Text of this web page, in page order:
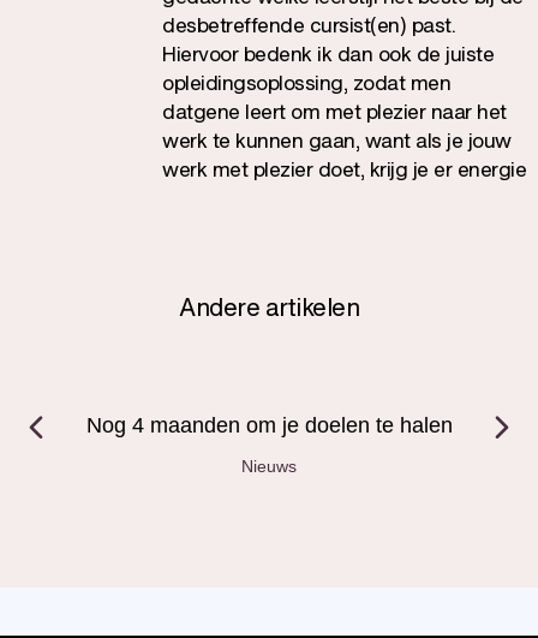
desbetreffende cursist(en) past.
Hiervoor bedenk ik dan ook de juiste
opleidingsoplossing, zodat men
datgene leert om met plezier naar het
werk te kunnen gaan, want als je jouw
werk met plezier doet, krijg je er energie
Andere artikelen
Nog 4 maanden om je doelen te halen
Nieuws